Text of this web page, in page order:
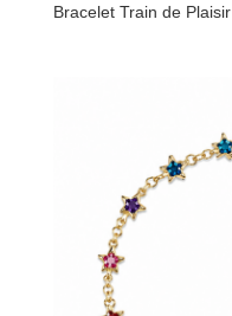
Bracelet Train de Plaisir